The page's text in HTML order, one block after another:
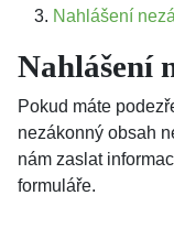
Nahlášení
Nahlášení
Pokud máte
nezákonný obsah
nám zaslat
formuláře.